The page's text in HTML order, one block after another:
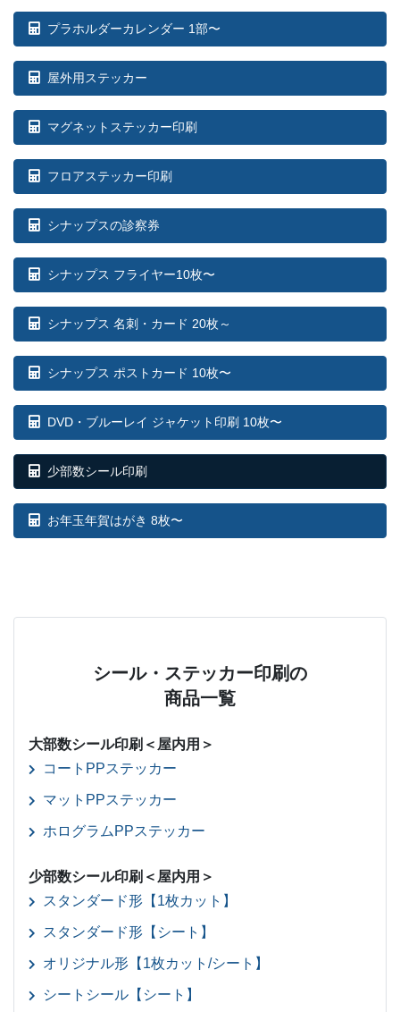
プラホルダーカレンダー 1部〜
屋外用ステッカー
マグネットステッカー印刷
フロアステッカー印刷
シナップスの診察券
シナップス フライヤー10枚〜
シナップス 名刺・カード 20枚～
シナップス ポストカード 10枚〜
DVD・ブルーレイ ジャケット印刷 10枚〜
少部数シール印刷
お年玉年賀はがき 8枚〜
シール・ステッカー印刷の
商品一覧
大部数シール印刷＜屋内用＞
コートPPステッカー
マットPPステッカー
ホログラムPPステッカー
少部数シール印刷＜屋内用＞
スタンダード形【1枚カット】
スタンダード形【シート】
オリジナル形【1枚カット/シート】
シートシール【シート】